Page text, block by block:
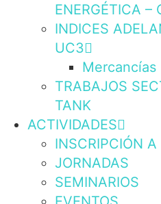
ENERGÉTICA –
INDICES
UC3
Mercancías
TRABAJOS
TANK
ACTIVIDADES
INSCRIPCIÓN A
JORNADAS
SEMINARIOS